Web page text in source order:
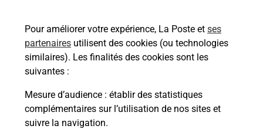
Pour améliorer votre expérience, La Poste et ses
partenaires utilisent des cookies (ou technologies
similaires). Les finalités des cookies sont les
suivantes :
Mesure d’audience : établir des statistiques
complémentaires sur l’utilisation de nos sites et
suivre la navigation.
En savoir plus
Malin !
La Poste
en ligne